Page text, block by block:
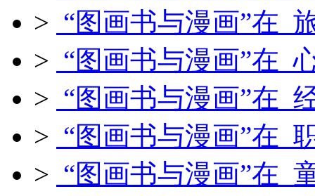
> “图画书与漫画”在
> “图画书与漫画”在
> “图画书与漫画”在
> “图画书与漫画”在
> “图画书与漫画”在